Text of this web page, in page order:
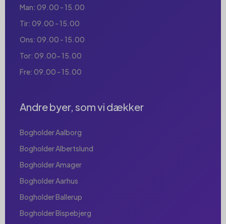
Man: 09.00 - 15.00
Tir: 09.00 - 15.00
Ons: 09.00 - 15.00
Tor: 09.00- 15.00
Fre: 09.00 - 15.00
Andre byer, som vi dækker
Bogholder Aalborg
Bogholder Albertslund
Bogholder Amager
Bogholder Aarhus
Bogholder Ballerup
Bogholder Bispebjerg